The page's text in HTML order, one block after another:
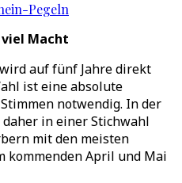
Pegeln
Macht
auf fünf Jahre direkt
ist eine absolute
notwendig. In der
in einer Stichwahl
mit den meisten
kommenden April und Mai